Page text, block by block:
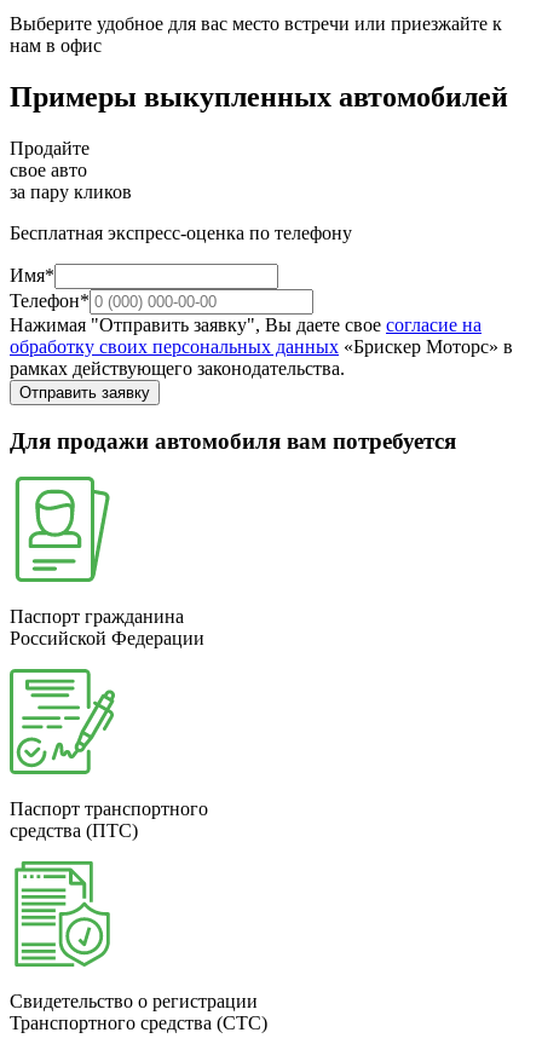
Выберите удобное для вас место встречи или приезжайте к
нам в офис
Примеры выкупленных автомобилей
Продайте
свое авто
за пару кликов
Бесплатная экспресс-оценка по телефону
Имя*
Телефон*
Нажимая "Отправить заявку", Вы даете свое согласие на
обработку своих персональных данных «Брискер Моторс» в
рамках действующего законодательства.
Отправить заявку
Для продажи автомобиля вам потребуется
Паспорт гражданина
Российской Федерации
Паспорт транспортного
средства (ПТС)
Свидетельство о регистрации
Транспортного средства (СТС)